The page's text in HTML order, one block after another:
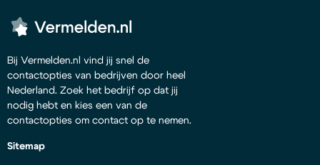
Bij Vermelden.nl vind jij snel de
contactopties van bedrijven door heel
Nederland. Zoek het bedrijf op dat jij
nodig hebt en kies een van de
contactopties om contact op te nemen.
Sitemap